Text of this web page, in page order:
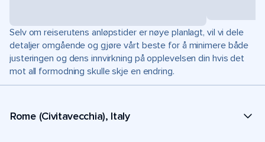
Selv om reiserutens anløpstider er nøye planlagt, vil vi dele
detaljer omgående og gjøre vårt beste for å minimere både
justeringen og dens innvirkning på opplevelsen din hvis det
mot all formodning skulle skje en endring.
Rome (Civitavecchia), Italy